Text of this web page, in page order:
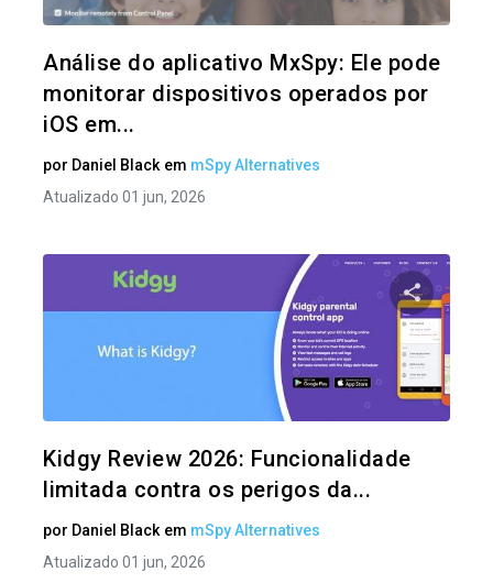
Análise do aplicativo MxSpy: Ele pode
monitorar dispositivos operados por
iOS em...
por Daniel Black em mSpy Alternatives
Atualizado 01 jun, 2026
Kidgy Review 2026: Funcionalidade
limitada contra os perigos da...
por Daniel Black em mSpy Alternatives
Atualizado 01 jun, 2026